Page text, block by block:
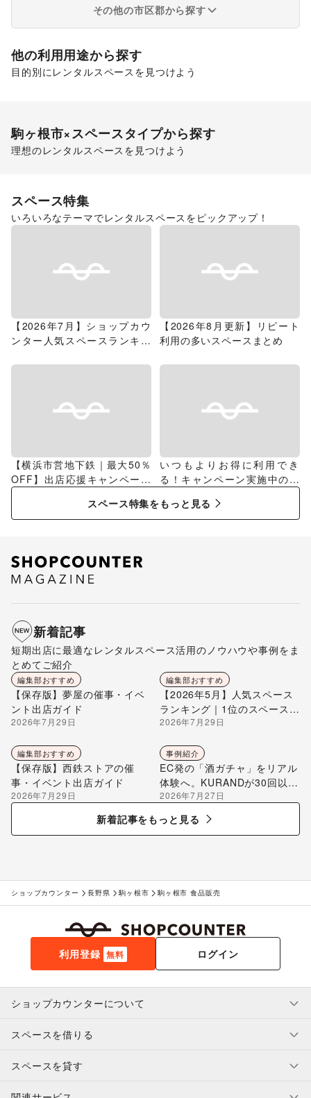
その他の市区郡から探す
他の利用用途から探す
目的別にレンタルスペースを見つけよう
駒ヶ根市×スペースタイプから探す
理想のレンタルスペースを見つけよう
スペース特集
いろいろなテーマでレンタルスペースをピックアップ！
【2026年7月】ショップカウ
ンター人気スペースランキン
【2026年8月更新】リピート
利用の多いスペースまとめ
【横浜市営地下鉄｜最大50％
OFF】出店応援キャンペーン
特集
いつもよりお得に利用でき
る！キャンペーン実施中のス
スペース特集をもっと見る
新着記事
短期出店に最適なレンタルスペース活用のノウハウや事例をま
とめてご紹介
編集部おすすめ
【保存版】夢屋の催事・イベ
ント出店ガイド
2026年7月29日
編集部おすすめ
【2026年5月】人気スペース
ランキング｜1位のスペースを
編集部が解説
2026年7月29日
編集部おすすめ
【保存版】西鉄ストアの催
事・イベント出店ガイド
2026年7月29日
事例紹介
EC発の「酒ガチャ」をリアル
体験へ。KURANDが30回以上
のポップアップ出店で届け
る“新しいお酒との出会い”
2026年7月27日
新着記事をもっと見る
ショップカウンター 長野県 駒ヶ根市 駒ヶ根市 食品販売
利用登録 無料 ログイン
ショップカウンターについて
利用規約・ガイドライン
特定商取引法に基づく表示
スペースを借りる
スペースを借りたい人へ
スペースを貸す